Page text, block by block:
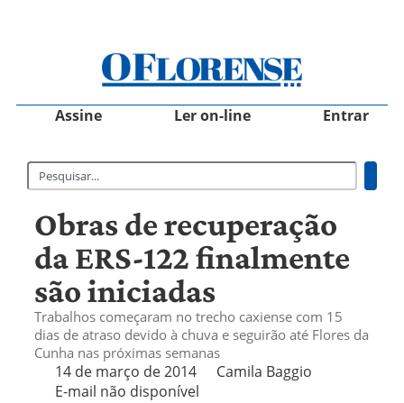
Assine Ler on-line Entrar
Obras de recuperação
da ERS-122 finalmente
são iniciadas
Trabalhos começaram no trecho caxiense com 15
dias de atraso devido à chuva e seguirão até Flores da
Cunha nas próximas semanas
14 de março de 2014
Camila Baggio
E-mail não disponível